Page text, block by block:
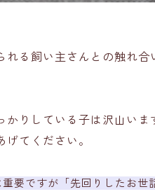
る飼い主さんとの触れ合
かりしている子は沢山いま
てください。
要ですが「先回りしたお世